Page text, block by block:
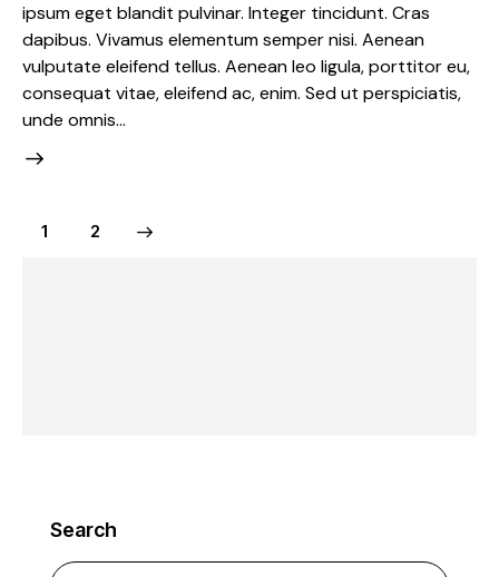
ipsum eget blandit pulvinar. Integer tincidunt. Cras
dapibus. Vivamus elementum semper nisi. Aenean
vulputate eleifend tellus. Aenean leo ligula, porttitor eu,
consequat vitae, eleifend ac, enim. Sed ut perspiciatis,
unde omnis…
1 2
Search